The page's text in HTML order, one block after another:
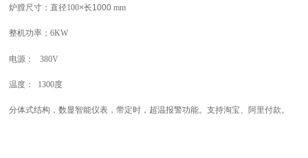
炉膛尺寸：直径100×长1000 mm
整机功率；6KW
电源： 380V
温度： 1300度
分体式结构，数显智能仪表，带定时，超温报警功能。支持淘宝、阿里付款。